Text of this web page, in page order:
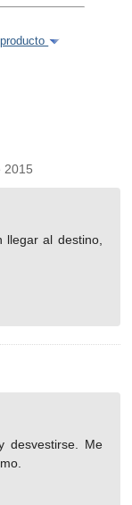
al destino,
desvestirse. Me